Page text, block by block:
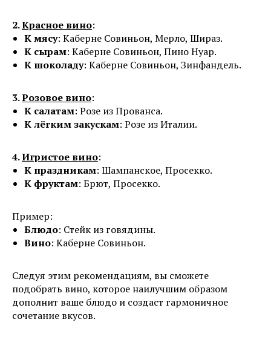
2.Красное вино:
К мясу: Каберне Совиньон, Мерло, Шираз.
К сырам: Каберне Совиньон, Пино Нуар.
К шоколаду: Каберне Совиньон, Зинфандель.
3.Розовое вино:
К салатам: Розе из Прованса.
К лёгким закускам: Розе из Италии.
4.Игристое вино:
К праздникам: Шампанское, Просекко.
К фруктам: Брют, Просекко.
Пример:
Блюдо: Стейк из говядины.
Вино: Каберне Совиньон.
Следуя этим рекомендациям, вы сможете
подобрать вино, которое наилучшим образом
дополнит ваше блюдо и создаст гармоничное
сочетание вкусов.